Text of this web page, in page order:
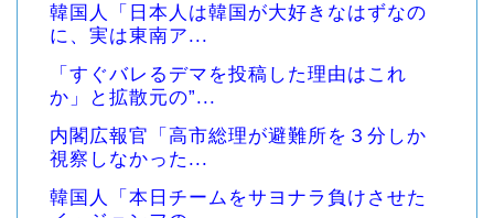
韓国人「日本人は韓国が大好きなはずなの
に、実は東南ア...
「すぐバレるデマを投稿した理由はこれ
か」と拡散元の”...
内閣広報官「高市総理が避難所を３分しか
視察しなかった...
韓国人「本日チームをサヨナラ負けさせた